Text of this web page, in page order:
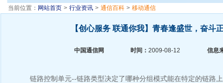
当前位置： 网站首页 > 行业资讯 > 通信百科 > 移动通信
【创心服务 联通你我】青春逢盛世，奋斗
中国通信网 时间： 2009-08-12 信息
链路控制单元--链路类型决定了哪种分组模式能在特定的链路上